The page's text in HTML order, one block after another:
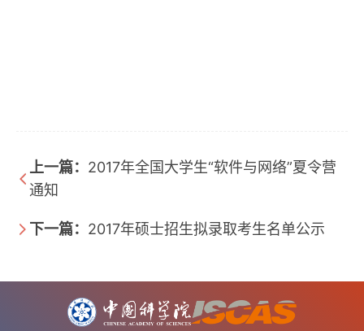
上一篇： 2017年全国大学生“软件与网络”夏令营
通知
下一篇： 2017年硕士招生拟录取考生名单公示